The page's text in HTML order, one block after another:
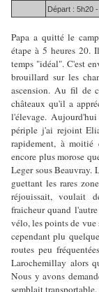
Départ : 5h20
Papa a quitté le
étape à 5 heures 20.
temps "idéal". C'est
brouillard sur les
ascension. Au fil de
châteaux qu'il a
l'élevage.
périple j'ai rejoint
rapidement, à moitié
encore plus morose
Leger sous Beauvray.
guettant les rares
réjouissait, voulait
fraicheur quand
vélo, les points de
cependant plu
routes peu
Larochemillay alors
Nous y avons
semblait